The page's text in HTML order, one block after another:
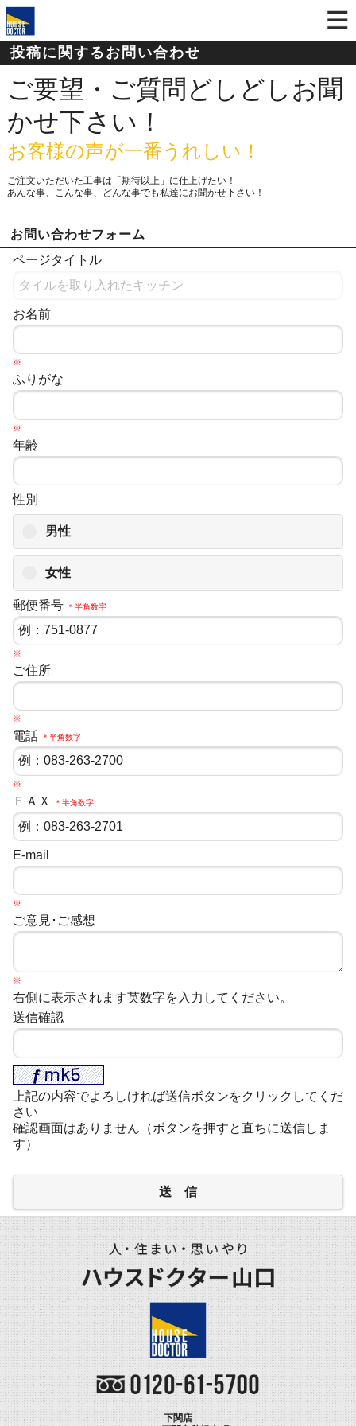
投稿に関するお問い合わせ
ご要望・ご質問どしどしお聞
かせ下さい！
お客様の声が一番うれしい！
ご注文いただいた工事は「期待以上」に仕上げたい！
あんな事、こんな事、どんな事でも私達にお聞かせ下さい！
お問い合わせフォーム
ページタイトル
お名前
※
ふりがな
※
年齢
性別
男性
女性
郵便番号 ＊半角数字
※
ご住所
※
電話 ＊半角数字
※
ＦＡＸ ＊半角数字
E-mail
※
ご意見･ご感想
※
右側に表示されます英数字を入力してください。
送信確認
上記の内容でよろしければ送信ボタンをクリックしてくだ
さい
確認画面はありません（ボタンを押すと直ちに送信しま
す）
送 信
下関店